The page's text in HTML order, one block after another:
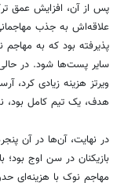
پس از آن، افزایش عمق
علاقه‌اش به جذب
پذیرفته بود که به مهاجم
سایر پست‌ها شود. در
ویرتز هزینه زیادی کرد،
هدف، یک تیم کامل بود،
بازیکنان در سن اوج بود؛